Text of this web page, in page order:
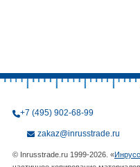
+7 (495) 902-68-99
zakaz@inrusstrade.ru
© Inrusstrade.ru 1999-2026. «